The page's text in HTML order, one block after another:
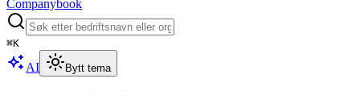
Companybook
⌘K
AI Bytt tema